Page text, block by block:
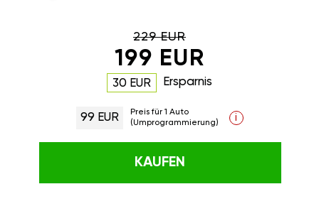
229 EUR
199 EUR
30 EUR Ersparnis
99 EUR
Preis für 1 Auto
(Umprogrammierung)
i
KAUFEN